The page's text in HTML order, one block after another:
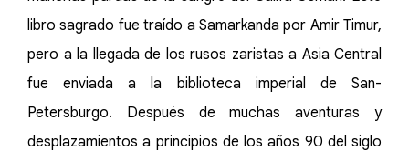
libro sagrado fue traído a Samarkanda por Amir Timur,
pero a la llegada de los rusos zaristas a Asia Central
fue enviada a la biblioteca imperial de San-
Petersburgo. Después de muchas aventuras y
desplazamientos a principios de los años 90 del siglo